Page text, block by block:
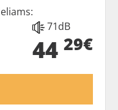
71dB
44 29€